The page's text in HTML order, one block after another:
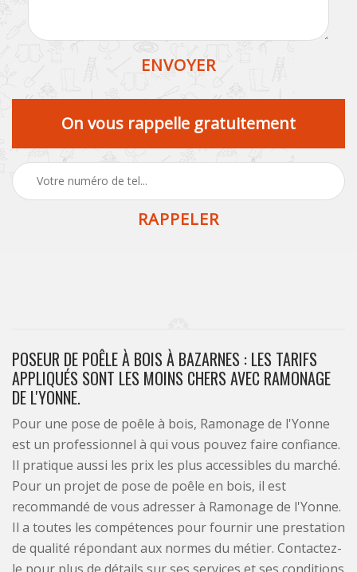
On vous rappelle gratuitement
POSEUR DE POÊLE À BOIS À BAZARNES : LES TARIFS
APPLIQUÉS SONT LES MOINS CHERS AVEC RAMONAGE
DE L'YONNE.
Pour une pose de poêle à bois, Ramonage de l'Yonne
est un professionnel à qui vous pouvez faire confiance.
Il pratique aussi les prix les plus accessibles du marché.
Pour un projet de pose de poêle en bois, il est
recommandé de vous adresser à Ramonage de l'Yonne.
Il a toutes les compétences pour fournir une prestation
de qualité répondant aux normes du métier. Contactez-